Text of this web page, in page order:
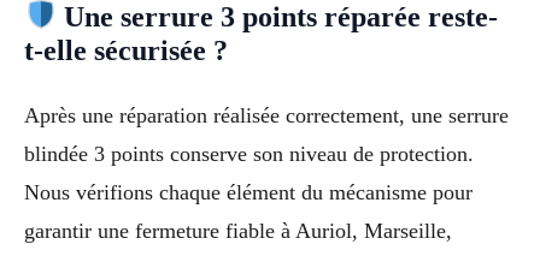
Une serrure 3 points réparée reste-
t-elle sécurisée ?
Après une réparation réalisée correctement, une serrure
blindée 3 points conserve son niveau de protection.
Nous vérifions chaque élément du mécanisme pour
garantir une fermeture fiable à Auriol, Marseille,